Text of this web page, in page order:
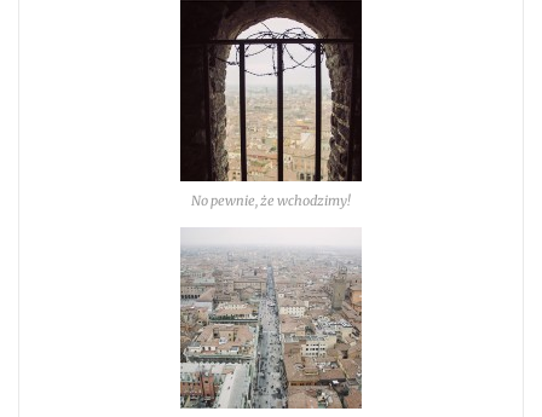
No pewnie, że wchodzimy!